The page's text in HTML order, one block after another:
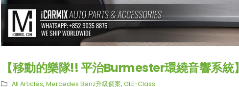
【移動的樂隊!! 平治Burmester環繞音響系統】
All Articles, Mercedes Benz升級個案, GLE-Class